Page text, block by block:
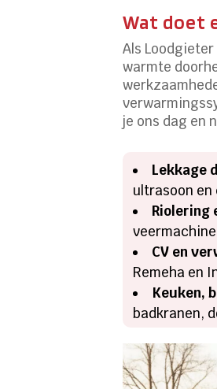
Wat doet
Als
warmte
je ons dag en
Lekkage
ultrasoon
Riolering
CV en
Remeha en
Keuken,
badkranen,